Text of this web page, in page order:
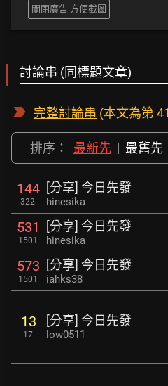
關閉廣告 方便截圖
討論串 (同標題文章)
完整討論串 (本文為第
排序： 最新先 | 最舊先
144
322
[分享] 今日先發
hinesika
531
1501
[分享] 今日先發
hinesika
573
1501
[分享] 今日先發
iahks38
13
17
[分享] 今日先發
low0511